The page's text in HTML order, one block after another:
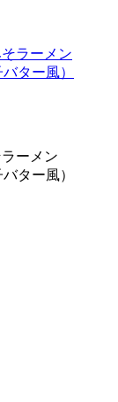
ーメン
ター風）